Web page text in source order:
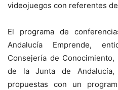
videojuegos con referentes
El programa de
Andalucía Emprende,
Consejería de
de la Junta de
propuestas con un